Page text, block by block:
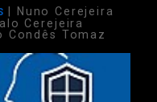
| Nuno Cerejeira
Cerejeira
Condês Tomaz